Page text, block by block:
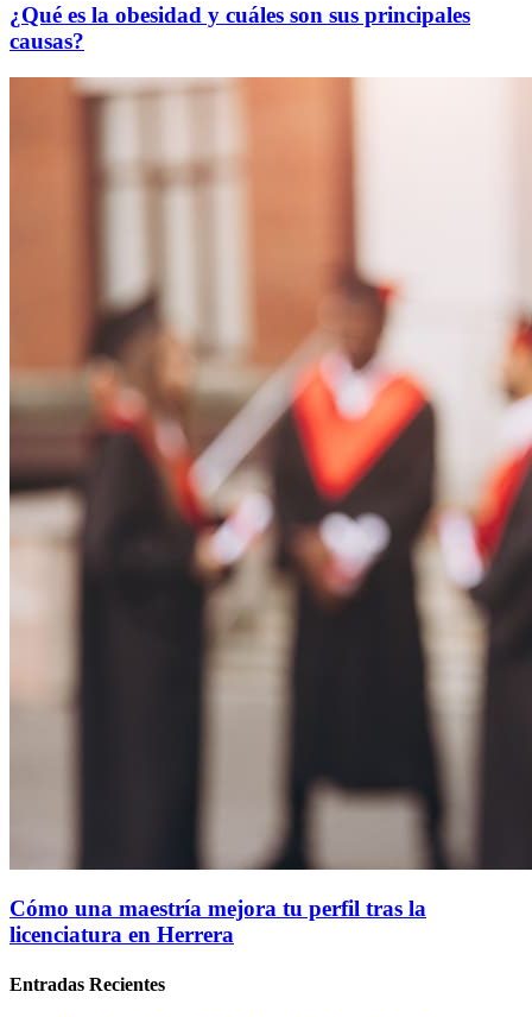
¿Qué es la obesidad y cuáles son sus principales
causas?
Cómo una maestría mejora tu perfil tras la
licenciatura en Herrera
Entradas Recientes